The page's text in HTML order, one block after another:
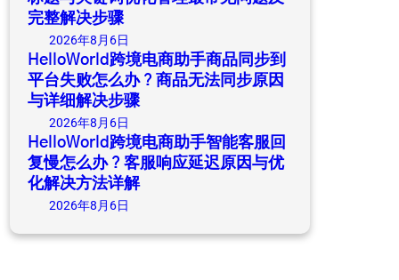
完整解决步骤
2026年8月6日
HelloWorld跨境电商助手商品同步到
平台失败怎么办？商品无法同步原因
与详细解决步骤
2026年8月6日
HelloWorld跨境电商助手智能客服回
复慢怎么办？客服响应延迟原因与优
化解决方法详解
2026年8月6日